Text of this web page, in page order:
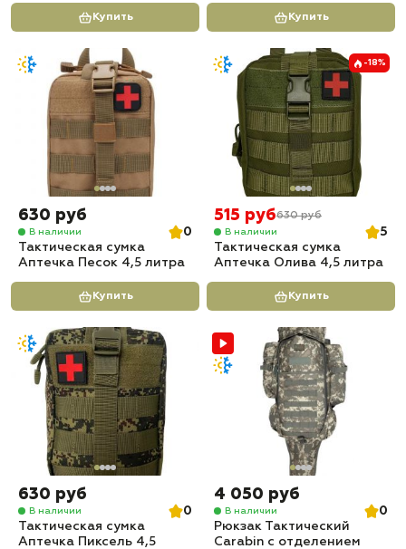
Купить Купить
630 руб
В наличии
0
Тактическая сумка
Аптечка Песок 4,5 литра
Купить
-18%
515 руб630 руб
В наличии
5
Тактическая сумка
Аптечка Олива 4,5 литра
Купить
630 руб
В наличии
0
Тактическая сумка
Аптечка Пиксель 4,5
4 050 руб
В наличии
0
Рюкзак Тактический
Carabin с отделением